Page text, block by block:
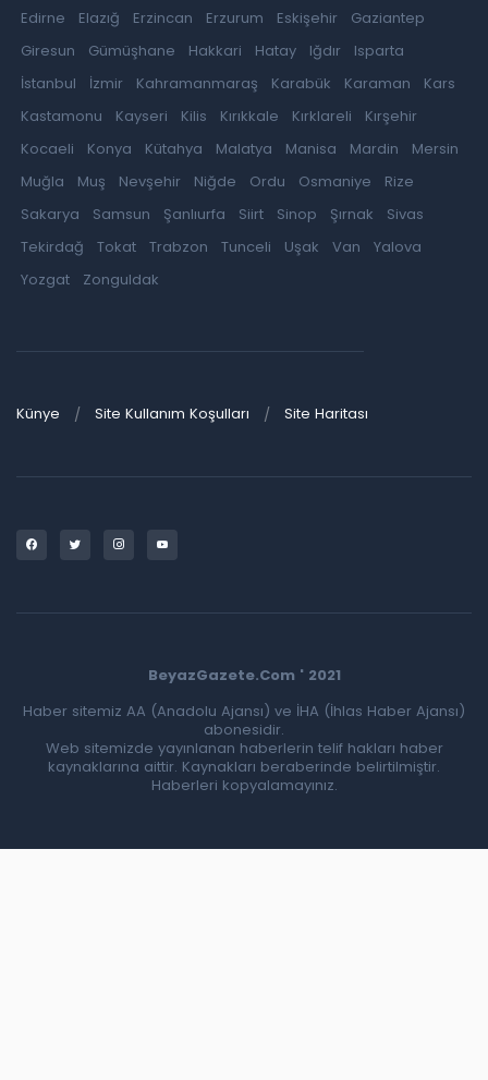
Edirne Elazığ Erzincan Erzurum Eskişehir
Gaziantep
Giresun
Gümüşhane Hakkari Hatay Iğdır
Isparta
İstanbul
İzmir Kahramanmaraş Karabük Karaman
Kars
Kastamonu
Kayseri Kilis Kırıkkale Kırklareli
Kırşehir
Kocaeli
Konya Kütahya Malatya Manisa Mardin
Mersin
Muğla
Muş Nevşehir Niğde Ordu Osmaniye
Rize
Sakarya
Samsun Şanlıurfa Siirt Sinop Şırnak
Sivas
Tekirdağ
Tokat Trabzon Tunceli Uşak Van
Yalova
Yozgat
Zonguldak
Künye Site Kullanım Koşulları Site Haritası
BeyazGazete.Com ' 2021
Haber sitemiz AA (Anadolu Ajansı) ve İHA (İhlas Haber Ajansı)
abonesidir.
Web sitemizde yayınlanan haberlerin telif hakları haber
kaynaklarına aittir. Kaynakları beraberinde belirtilmiştir.
Haberleri kopyalamayınız.